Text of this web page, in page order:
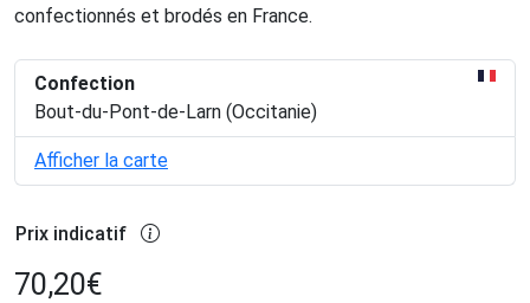
confectionnés et brodés en France.
Confection
Bout-du-Pont-de-Larn (Occitanie)
Afficher la carte
Prix indicatif
70,20€